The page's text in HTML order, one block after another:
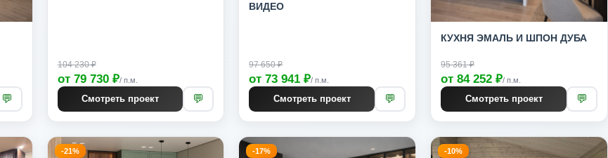
💬
104 230 ₽
от 79 730 ₽/ п.м.
Смотреть проект 💬
ВИДЕО
97 650 ₽
от 73 941 ₽/ п.м.
Смотреть проект 💬
КУХНЯ ЭМАЛЬ И ШПОН ДУБА
95 361 ₽
от 84 252 ₽/ п.м.
Смотреть проект 💬
-21% -17% -10%